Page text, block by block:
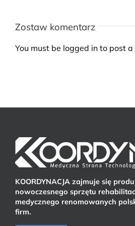
Zostaw komentarz
You must be logged in to post a
KOORDYNACJA zajmuje się
nowoczesnego sprzętu
medycznego renomowanych
firm.